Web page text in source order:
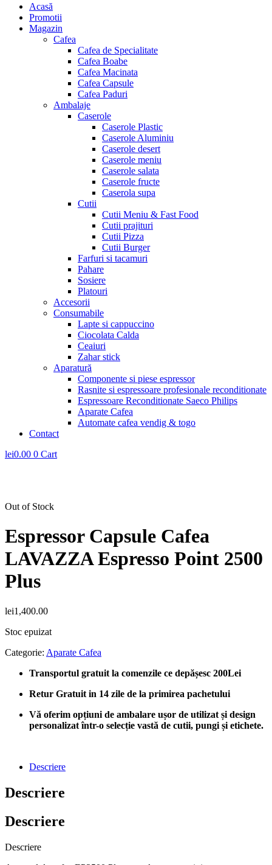
Menu
Acasă
Promotii
Magazin
Cafea
Cafea de Specialitate
Cafea Boabe
Cafea Macinata
Cafea Capsule
Cafea Paduri
Ambalaje
Caserole
Caserole Plastic
Caserole Aluminiu
Caserole desert
Caserole meniu
Caserole salata
Caserole fructe
Caserola supa
Cutii
Cutii Meniu & Fast Food
Cutii prajituri
Cutii Pizza
Cutii Burger
Farfuri si tacamuri
Pahare
Sosiere
Platouri
Accesorii
Consumabile
Lapte si cappuccino
Ciocolata Calda
Ceaiuri
Zahar stick
Aparatură
Componente si piese espressor
Rasnite si espressoare profesionale reconditionate
Espressoare Reconditionate Saeco Philips
Aparate Cafea
Automate cafea vendig & togo
Contact
lei0.00 0 Cart
Out of Stock
Espressor Capsule Cafea
LAVAZZA Espresso Point 2500
Plus
lei1,400.00
Stoc epuizat
Categorie: Aparate Cafea
Transportul gratuit la comenzile ce depășesc 200Lei
Retur Gratuit in 14 zile de la primirea pachetului
Vă oferim opțiuni de ambalare ușor de utilizat și design
personalizat într-o selecție vastă de cutii, pungi și etichete.
Descriere
Descriere
Descriere
Descriere